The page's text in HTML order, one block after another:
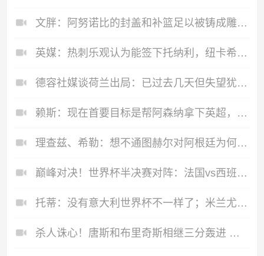
文胖：阿努诺比的封盖和补篮足以被铸成雕像 追帽颇有老詹风采
英媒：热刺乐观认为能签下托纳利，纽卡希望获得超1亿镑转会费
德容社媒谈荷兰出局：已过去几天但失望犹存，我们会变得更加强大
赖斯：现在首要目标是帮阿森纳拿下英超，随后全力冲击世界杯冠军
理查兹、希勒：想不通图赫尔对阿根廷为何不用萨卡；替补上也行啊
巅峰对决！世界杯半决赛对阵：法国vs西班牙！英格兰vs阿根廷！
托蒂：没有意大利世界杯不一样了；米兰尤文挥霍机会帮罗马进欧冠
杀人诛心！唐斯和布里奇斯相继三分轰进 尼克斯领先22分打停骑士